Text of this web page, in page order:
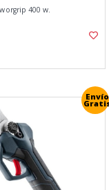
400 w.
Envío